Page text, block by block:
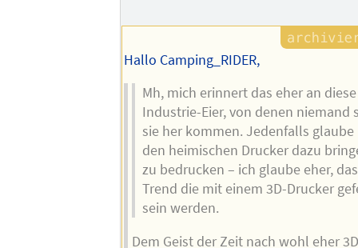
Hallo Camping_RIDER,
Mh, mich erinnert das eher an
Industrie-Eier, von denen niemand
sie her kommen. Jedenfalls glaube
den heimischen Drucker dazu
zu bedrucken – ich glaube eher,
Trend die mit einem 3D-Drucker
sein werden.
Dem Geist der Zeit nach wohl eher